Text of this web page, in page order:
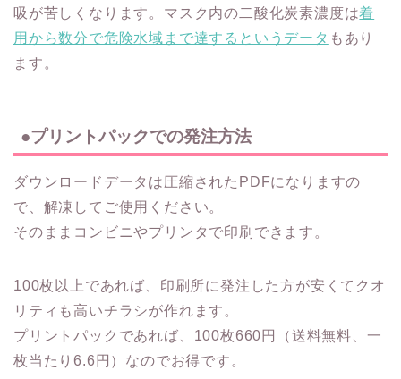
吸が苦しくなります。マスク内の二酸化炭素濃度は着
用から数分で危険水域まで達するというデータ もあり
ます。
●プリントパックでの発注方法
ダウンロードデータは圧縮されたPDFになりますの
で、解凍してご使用ください。
そのままコンビニやプリンタで印刷できます。
100枚以上であれば、印刷所に発注した方が安くてクオ
リティも高いチラシが作れます。
プリントパックであれば、100枚660円（送料無料、一
枚当たり6.6円）なのでお得です。